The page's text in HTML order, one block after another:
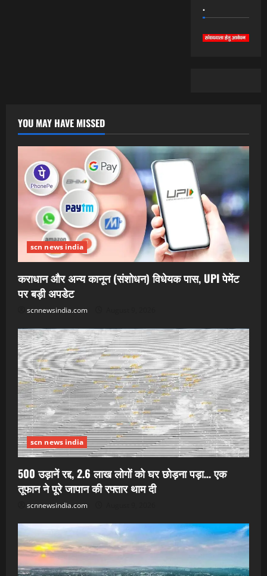
.
YOU MAY HAVE MISSED
scn news india
कराधान और अन्य कानून (संशोधन) विधेयक पास, UPI पेमेंट
पर बड़ी अपडेट
scnnewsindia.com
scn news india
500 उड़ानें रद्द, 2.6 लाख लोगों को घर छोड़ना पड़ा… एक
तूफान ने पूरे जापान की रफ्तार थाम दी
scnnewsindia.com